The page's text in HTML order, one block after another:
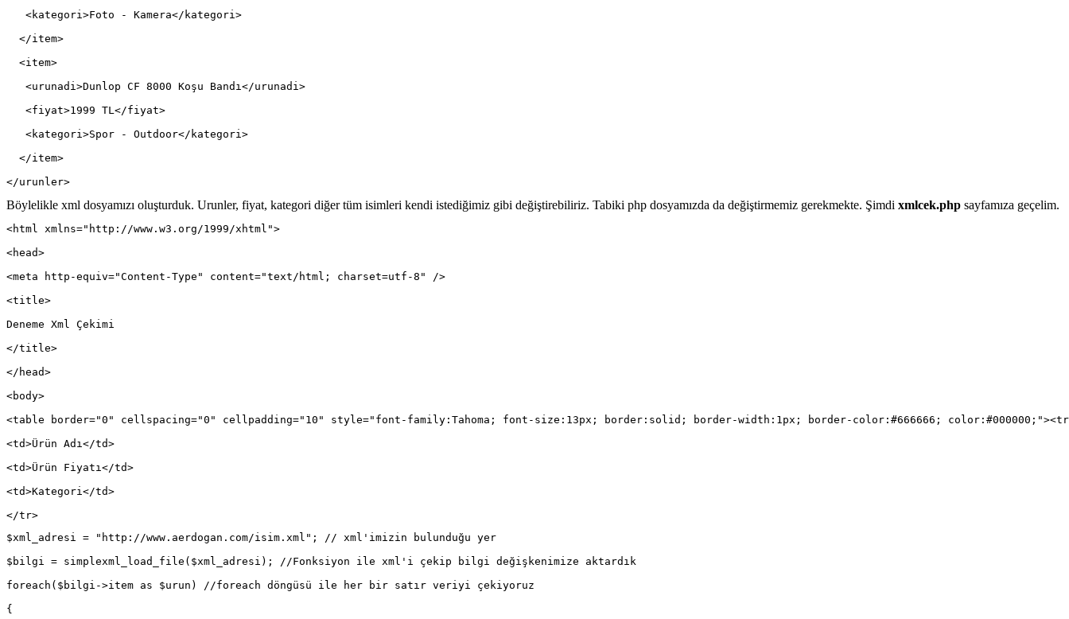
   <kategori>Foto - Kamera</kategori>
  </item>
  <item>
   <urunadi>Dunlop CF 8000 Koşu Bandı</urunadi>
   <fiyat>1999 TL</fiyat>
   <kategori>Spor - Outdoor</kategori>
  </item>
</urunler>
Böylelikle xml dosyamızı oluşturduk. Urunler, fiyat, kategori diğer tüm isimleri kendi istediğimiz gibi değiştirebiliriz. Tabiki php dosyamızda da değiştirmemiz gerekmekte. Şimdi xmlcek.php sayfamıza geçelim.
<html xmlns="http://www.w3.org/1999/xhtml">
<head>
<meta http-equiv="Content-Type" content="text/html; charset=utf-8" />
<title>
Deneme Xml Çekimi
</title>
</head>
<body>
<table border="0" cellspacing="0" cellpadding="10" style="font-family:Tahoma; font-size:13px; border:solid; border-width:1px; border-color:#666666;
<td>Ürün Adı</td>
<td>Ürün Fiyatı</td>
<td>Kategori</td>
</tr>
$xml_adresi = "http://www.aerdogan.com/isim.xml"; // xml'imizin bulunduğu yer
$bilgi = simplexml_load_file($xml_adresi); //Fonksiyon ile xml'i çekip bilgi değişkenimize aktardık
foreach($bilgi->item as $urun) //foreach döngüsü ile her bir satır veriyi çekiyoruz
{